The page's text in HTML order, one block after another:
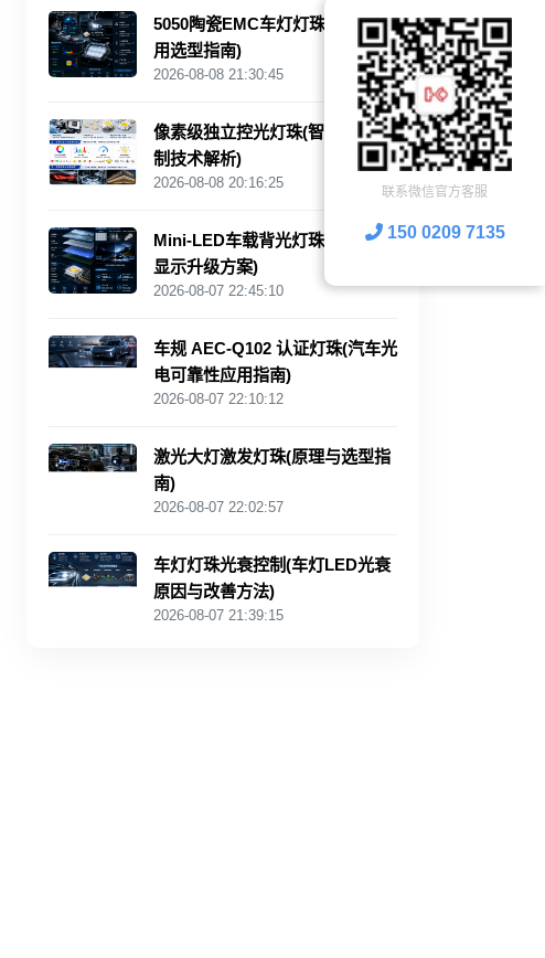
5050陶瓷EMC车灯灯珠(高功率应
用选型指南)
2026-08-08 21:30:45
像素级独立控光灯珠(智能动态控
制技术解析)
2026-08-08 20:16:25
Mini‑LED车载背光灯珠(新能源车
显示升级方案)
2026-08-07 22:45:10
车规 AEC‑Q102 认证灯珠(汽车光
电可靠性应用指南)
2026-08-07 22:10:12
激光大灯激发灯珠(原理与选型指
南)
2026-08-07 22:02:57
车灯灯珠光衰控制(车灯LED光衰
原因与改善方法)
2026-08-07 21:39:15
联系微信官方客服
150 0209 7135